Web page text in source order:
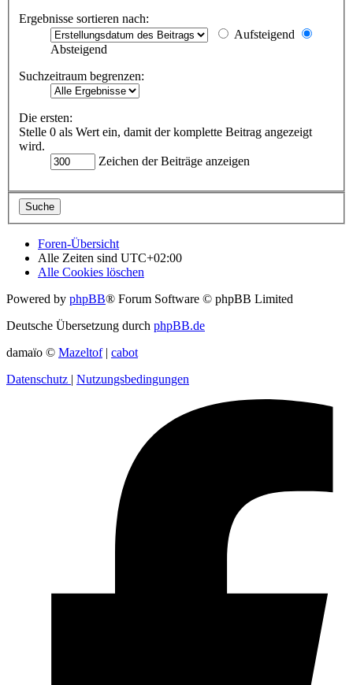
Ergebnisse sortieren nach:
Aufsteigend
Absteigend
Suchzeitraum begrenzen:
Die ersten:
Stelle 0 als Wert ein, damit der komplette Beitrag angezeigt
wird.
Zeichen der Beiträge anzeigen
Foren-Übersicht
Alle Zeiten sind UTC+02:00
Alle Cookies löschen
Powered by phpBB® Forum Software © phpBB Limited
Deutsche Übersetzung durch phpBB.de
damaïo © Mazeltof| cabot
Datenschutz | Nutzungsbedingungen